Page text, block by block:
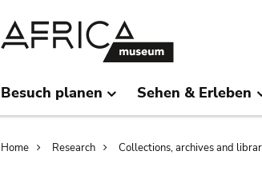
Besuch planen Sehen & Erleben
Breadcrumb
Home Research Collections, archives and